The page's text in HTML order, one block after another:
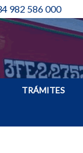
982 586 000
TRÁMITES